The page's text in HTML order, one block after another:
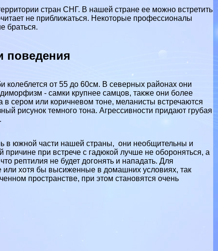
стран СНГ. В нашей стране ее можно встретить
не приближаться. Некоторые профессионалы
браться.
поведения
колeблется от 55 до 60см. В северных районах они
- самки крупнее самцов, также они более
сером или коричневом тоне, меланисты встречаются
рисунок темного тона. Агрессивности придают грубая
в южной части нашей страны, они необщительны и
при встрече с гадюкой лучше не обороняться, а
рептилия не будет догонять и нападать. Для
хотя бы высиженные в домашних условиях, так
прострaнcтве, при этом становятся очень